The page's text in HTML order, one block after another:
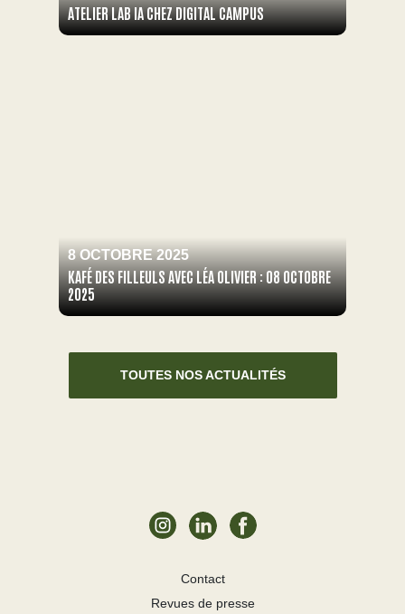
ATELIER LAB IA CHEZ DIGITAL CAMPUS
8 OCTOBRE 2025
KAFÉ DES FILLEULS AVEC LÉA OLIVIER : 08 OCTOBRE
2025
TOUTES NOS ACTUALITÉS
Contact
Revues de presse